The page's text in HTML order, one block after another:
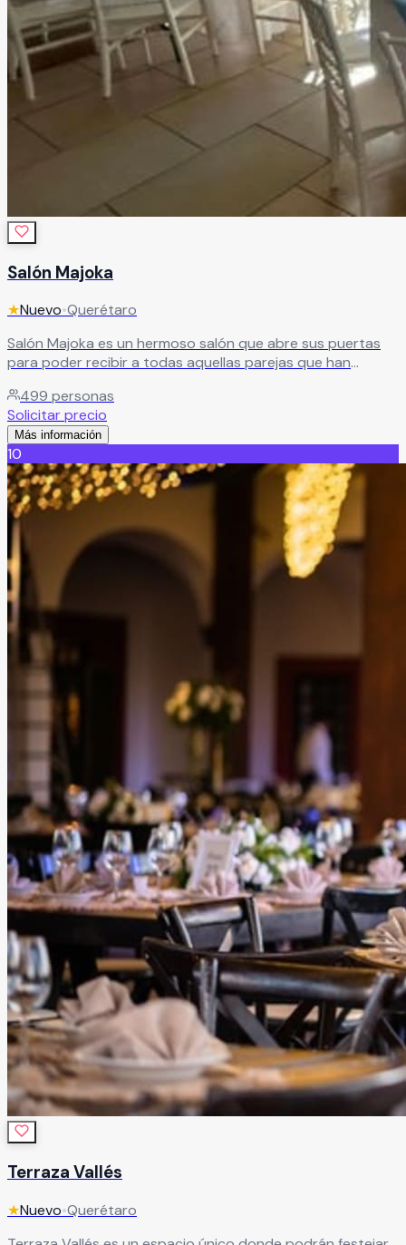
Salón Majoka
★Nuevo•Querétaro
Salón Majoka es un hermoso salón que abre sus puertas
para poder recibir a todas aquellas parejas que han
junto con sus familiares y amigos. Ya que les aseguran que
podrán tener evento inigualables, que siempre recordarán.
Leer más
499 personas
Solicitar precio
Más información
10
Terraza Vallés
★Nuevo•Querétaro